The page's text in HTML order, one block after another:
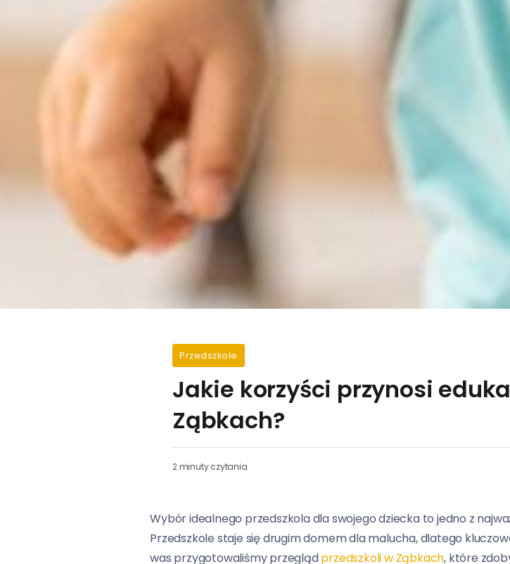
Przedszkole
Jakie korzyści przynosi
Ząbkach?
2 minuty czytania
Wybór idealnego przedszkola dla swojego dziecka to jedno z
Przedszkole staje się drugim domem dla malucha, dlatego
was przygotowaliśmy przeglądprzedszkoli w Ząbkach, które